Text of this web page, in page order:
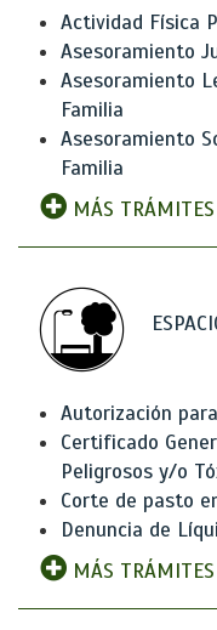
Actividad Física
Asesoramiento
Asesoramiento
Familia
Asesoramiento
Familia
MÁS TRÁMITES
Autorización
Certificado
Peligrosos y/o
Corte de pasto
Denuncia de
MÁS TRÁMITES